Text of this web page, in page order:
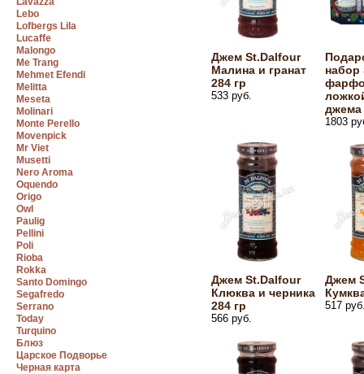
Lebo
Lofbergs Lila
Lucaffe
Malongo
Me Trang
Mehmet Efendi
Melitta
Meseta
Molinari
Monte Perello
Movenpick
Mr Viet
Musetti
Nero Aroma
Oquendo
Origo
Owl
Paulig
Pellini
Poli
Rioba
Rokka
Santo Domingo
Segafredo
Serrano
Today
Turquino
Блюз
Царское Подворье
Черная карта
Джем St.Dalfour
Малина и гранат
284 гр
533 руб.
набор
джема
1803
Джем St.Dalfour
Клюква и черника
284 гр
566 руб.
Джем
517